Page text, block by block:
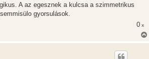
A az egesznek a kulcsa a szimmetrikus
gyorsulások.
0 x